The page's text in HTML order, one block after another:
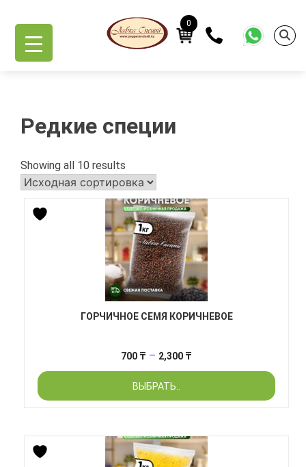
content
0
Редкие специи
Showing all 10 results
ГОРЧИЧНОЕ СЕМЯ КОРИЧНЕВОЕ
700 ₸ – 2,300 ₸
цен:
–
ВЫБРАТЬ..